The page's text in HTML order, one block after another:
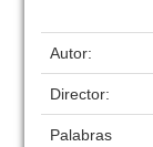
Autor:
Director:
Palabras